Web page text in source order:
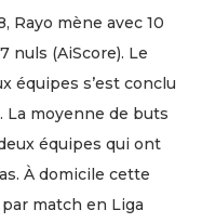
Rayo mène avec 10
nuls (AiScore). Le
équipes s’est conclu
La moyenne de buts
équipes qui ont
À domicile cette
match en Liga